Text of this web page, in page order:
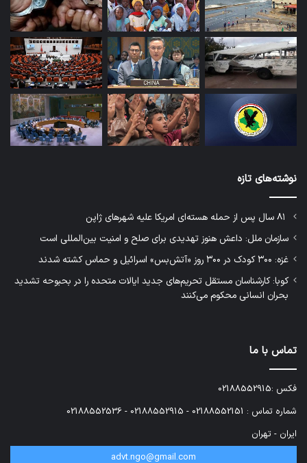
نوشته‌های تازه
سازمان ملل: داعش هنوز تهدیدی برای صلح و امنیت بین‌المللی است
غزه: ۳۰۰ کودک در ۳۰۰ روز «آتش‌بس» اسرائیل و حماس کشته شدند
کوبا: کارشناسان مستقل تحریم‌های جدید ایالات متحده را در بحبوحه تشدید
بحران انسانی محکوم می‌کنند
تماس با ما
فکس :02188552915
شماره تماس : 02188552151 - 02188552915 - 02188552536
ایران - تهران
advt.ngo@gmail.com